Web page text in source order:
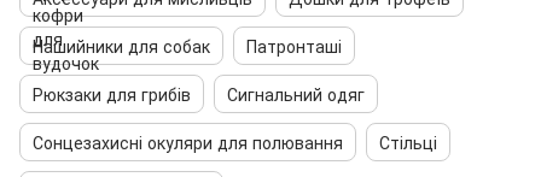
Нашийники для собак
Патронташі
Рюкзаки для грибів
Сигнальний одяг
Сонцезахисні окуляри для полювання
Стільці